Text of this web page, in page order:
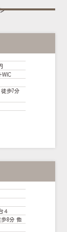
歩7分
４
8分 他